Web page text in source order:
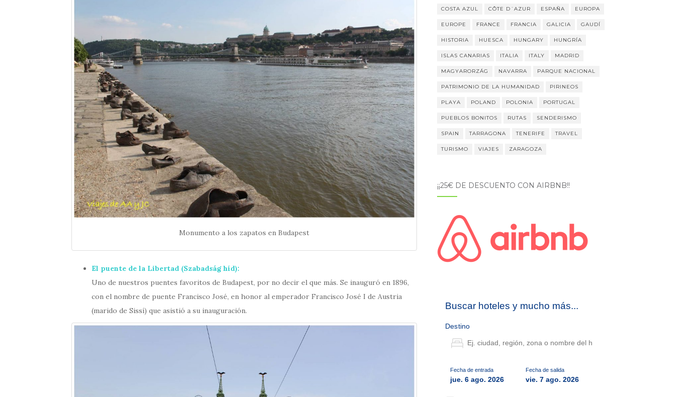
Monumento a los zapatos en Budapest
El puente de la Libertad (Szabadság híd):
Uno de nuestros puentes favoritos de Budapest, por no decir el que más. Se inauguró en 1896,
con el nombre de puente Francisco José, en honor al emperador Francisco José I de Austria
(marido de Sissí) que asistió a su inauguración.
COSTA AZUL CÔTE D´AZUR ESPAÑA EUROPA
EUROPE FRANCE FRANCIA GALICIA GAUDÍ
HISTORIA HUESCA HUNGARY HUNGRÍA
ISLAS CANARIAS ITALIA ITALY MADRID
MAGYARORZÁG NAVARRA PARQUE NACIONAL
PATRIMONIO DE LA HUMANIDAD PIRINEOS
PLAYA POLAND POLONIA PORTUGAL
PUEBLOS BONITOS RUTAS SENDERISMO
SPAIN TARRAGONA TENERIFE TRAVEL
TURISMO VIAJES ZARAGOZA
¡¡25€ DE DESCUENTO CON AIRBNB!!
Buscar hoteles y mucho más...
Destino
Fecha de entrada
jue. 6 ago. 2026
Fecha de salida
vie. 7 ago. 2026